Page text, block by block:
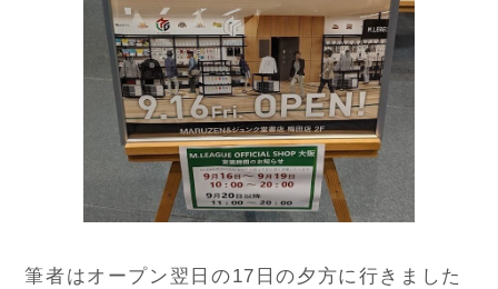
筆者はオープン翌日の17日の夕方に行きました